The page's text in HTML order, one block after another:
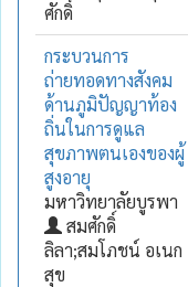
ศักดิ์
กระบวนการ
ถ่ายทอดทางสังคม
ด้านภูมิปัญญาท้อง
ถิ่นในการดูแล
สุขภาพตนเองของผู้
สูงอายุ
มหาวิทยาลัยบูรพา
สมศักดิ์
ลิลา;สมโภชน์ อเนก
สุข